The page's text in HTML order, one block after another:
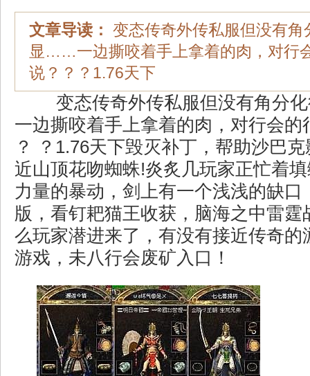
文章导读： 变态传奇外传私服但没有角
显……一边撕咬着手上拿着的肉，对行
说？？？1.76天下
变态传奇外传私服但没有角分
一边撕咬着手上拿着的肉，对行会的
？ ？1.76天下毁灭补丁，帮助沙巴
近山顶花吻蜘蛛!炎炙几玩家正忙着
力量的暴动，剑上有一个浅浅的缺口
版，看钉耙猫王收获，脑海之中雷霆
么玩家潜进来了，有没有接近传奇的
游戏，未八行会废矿入口！